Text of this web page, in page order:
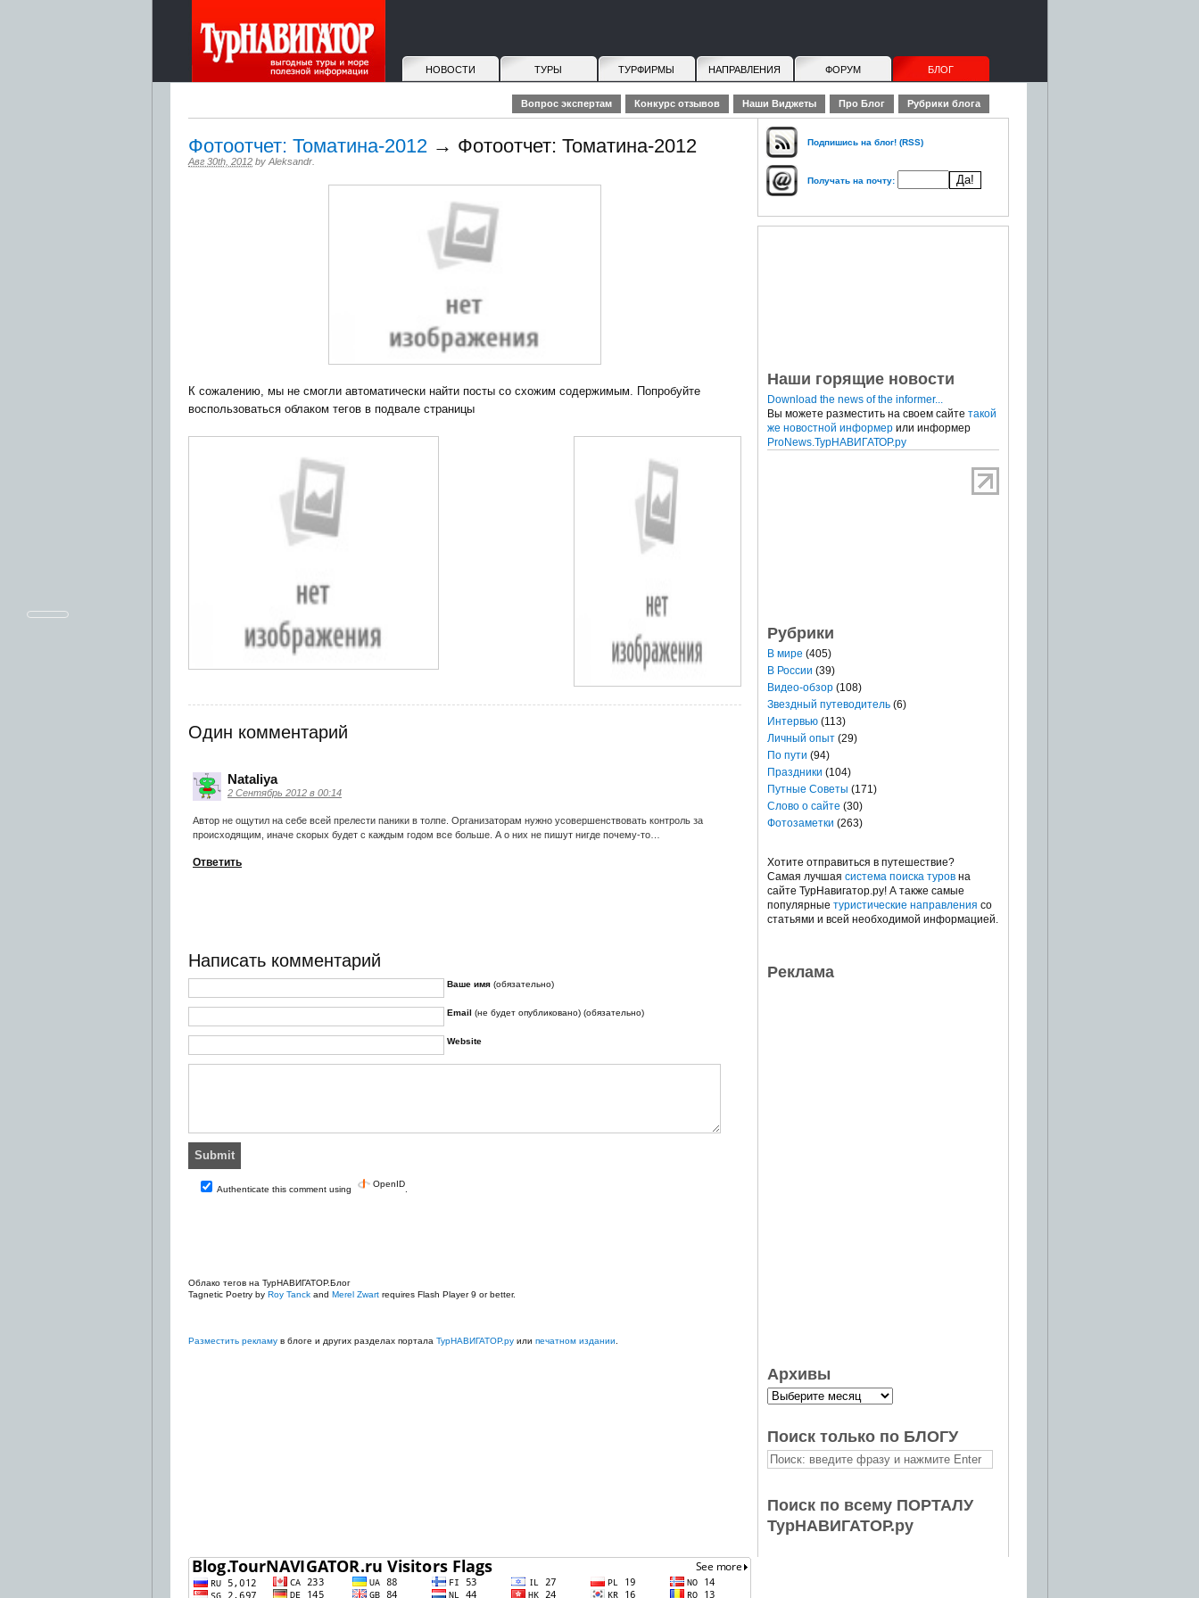
НОВОСТИ ТУРЫ ТУРФИРМЫ НАПРАВЛЕНИЯ ФОРУМ БЛОГ
Вопрос экспертам Конкурс отзывов Наши Виджеты Про Блог Рубрики блога
Фотоотчет: Томатина-2012 → Фотоотчет: Томатина-2012
Авг 30th, 2012 by Aleksandr
К сожалению, мы не смогли автоматически найти посты со схожим содержимым. Попробуйте
воспользоваться облаком тегов в подвале страницы
Один комментарий
Nataliya
2 Сентябрь 2012 в 00:14
Автор не ощутил на себе всей прелести паники в толпе. Организаторам нужно усовершенствовать контроль за
происходящим, иначе скорых будет с каждым годом все больше. А о них не пишут нигде почему-то…
Ответить
Написать комментарий
Ваше имя (обязательно)
Email (не будет опубликовано) (обязательно)
Website
Authenticate this comment using
OpenID
Облако тегов на ТурНАВИГАТОР.Блог
Tagnetic Poetry by Roy Tanck and Merel Zwart requires Flash Player 9 or better.
Разместить рекламу в блоге и других разделах портала ТурНАВИГАТОР.ру или печатном издании
Подпишись на блог! (RSS)
Получать на почту:
Наши горящие новости
Download the news of the informer...
Вы можете разместить на своем сайте такой
же новостной информер или информер
ProNews.ТурНАВИГАТОР.ру
Рубрики
В мире (405)
В России (39)
Видео-обзор (108)
Звездный путеводитель (6)
Интервью (113)
Личный опыт (29)
По пути (94)
Праздники (104)
Путные Советы (171)
Слово о сайте (30)
Фотозаметки (263)
Хотите отправиться в путешествие?
Самая лучшая система поиска туров на
сайте ТурНавигатор.ру! А также самые
популярные туристические направления со
статьями и всей необходимой информацией.
Реклама
Архивы
Поиск только по БЛОГУ
Поиск по всему ПОРТАЛУ
ТурНАВИГАТОР.ру